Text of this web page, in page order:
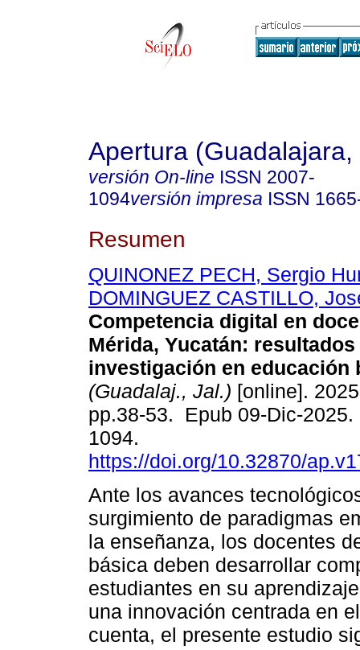
Apertura (Guadalajara,
versión On-line ISSN 2007-
1094versión impresa ISSN
Resumen
QUINONEZ PECH, Sergio
DOMINGUEZ CASTILLO,
Competencia digital en
Mérida, Yucatán: resultados
investigación en educación
(Guadalaj., Jal.) [online].
pp.38-53. Epub 09-Dic-2025.
1094.
https://doi.org/10.32870/
Ante los avances
surgimiento de paradigmas
la enseñanza, los docentes
básica deben desarrollar
estudiantes en su
una innovación centrada en
cuenta, el presente estudio